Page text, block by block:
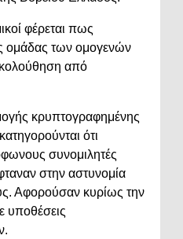
φέρεται πως
ομάδας των ομογενών
από
κρυπτογραφημένης
ότι
συνομιλητές
στην αστυνομία
Αφορούσαν κυρίως την
υποθέσεις